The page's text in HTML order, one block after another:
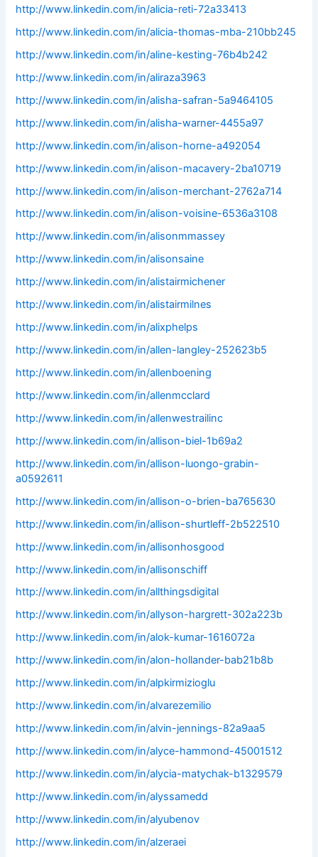
http://www.linkedin.com/in/alicia-reti-72a33413
http://www.linkedin.com/in/alicia-thomas-mba-210bb245
http://www.linkedin.com/in/aline-kesting-76b4b242
http://www.linkedin.com/in/aliraza3963
http://www.linkedin.com/in/alisha-safran-5a9464105
http://www.linkedin.com/in/alisha-warner-4455a97
http://www.linkedin.com/in/alison-horne-a492054
http://www.linkedin.com/in/alison-macavery-2ba10719
http://www.linkedin.com/in/alison-merchant-2762a714
http://www.linkedin.com/in/alison-voisine-6536a3108
http://www.linkedin.com/in/alisonmmassey
http://www.linkedin.com/in/alisonsaine
http://www.linkedin.com/in/alistairmichener
http://www.linkedin.com/in/alistairmilnes
http://www.linkedin.com/in/alixphelps
http://www.linkedin.com/in/allen-langley-252623b5
http://www.linkedin.com/in/allenboening
http://www.linkedin.com/in/allenmcclard
http://www.linkedin.com/in/allenwestrailinc
http://www.linkedin.com/in/allison-biel-1b69a2
http://www.linkedin.com/in/allison-luongo-grabin-
a0592611
http://www.linkedin.com/in/allison-o-brien-ba765630
http://www.linkedin.com/in/allison-shurtleff-2b522510
http://www.linkedin.com/in/allisonhosgood
http://www.linkedin.com/in/allisonschiff
http://www.linkedin.com/in/allthingsdigital
http://www.linkedin.com/in/allyson-hargrett-302a223b
http://www.linkedin.com/in/alok-kumar-1616072a
http://www.linkedin.com/in/alon-hollander-bab21b8b
http://www.linkedin.com/in/alpkirmizioglu
http://www.linkedin.com/in/alvarezemilio
http://www.linkedin.com/in/alvin-jennings-82a9aa5
http://www.linkedin.com/in/alyce-hammond-45001512
http://www.linkedin.com/in/alycia-matychak-b1329579
http://www.linkedin.com/in/alyssamedd
http://www.linkedin.com/in/alyubenov
http://www.linkedin.com/in/alzeraei